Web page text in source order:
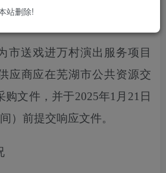
市送戏进万村演出服务项目
应商应在芜湖市公共资源交
文件， 并于2025年1 月 21 日
）前提交响应文件。
站删除!